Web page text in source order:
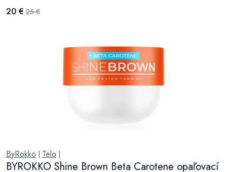
20 € 25 €
ByRokko Telo
BYROKKO Shine Brown Beta Carotene opaľovací